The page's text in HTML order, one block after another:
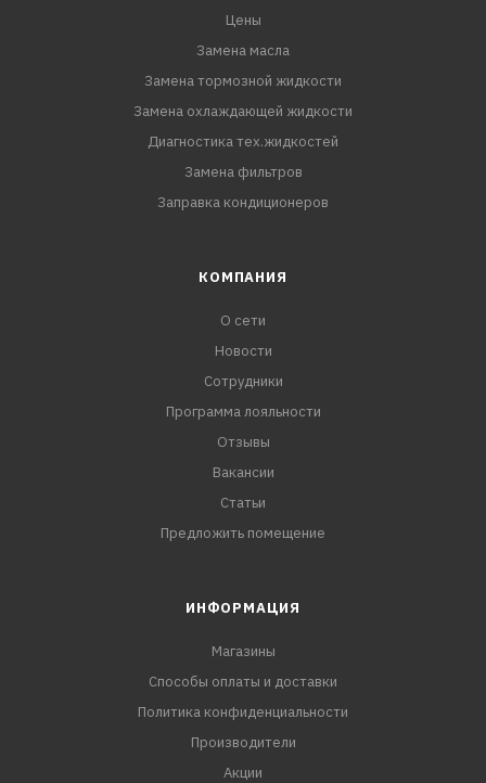
Цены
Замена масла
Замена тормозной жидкости
Замена охлаждающей жидкости
Диагностика тех.жидкостей
Замена фильтров
Заправка кондиционеров
КОМПАНИЯ
О сети
Новости
Сотрудники
Программа лояльности
Отзывы
Вакансии
Статьи
Предложить помещение
ИНФОРМАЦИЯ
Магазины
Способы оплаты и доставки
Политика конфиденциальности
Производители
Акции